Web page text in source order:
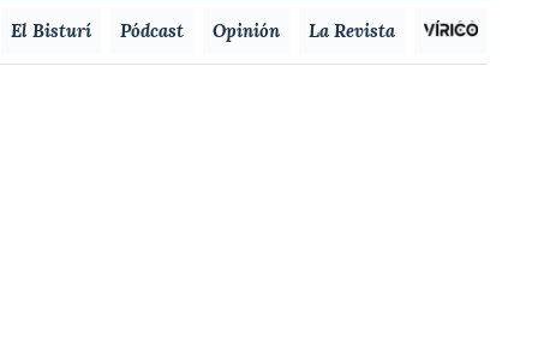
El Bisturí Pódcast Opinión La Revista